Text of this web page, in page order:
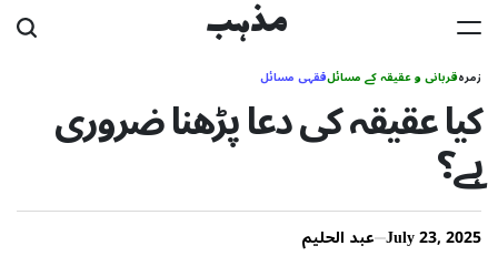
Skip
content
مذہب
زمرہقربانی و عقیقہ کے مسائلفقہی مسائل
کیا عقیقہ کی دعا پڑھنا ضروری
ہے؟
July 23, 2025 عبد الحلیم